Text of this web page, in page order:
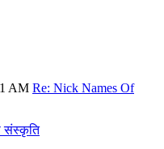
AM Re: Nick Names Of
संस्कृति